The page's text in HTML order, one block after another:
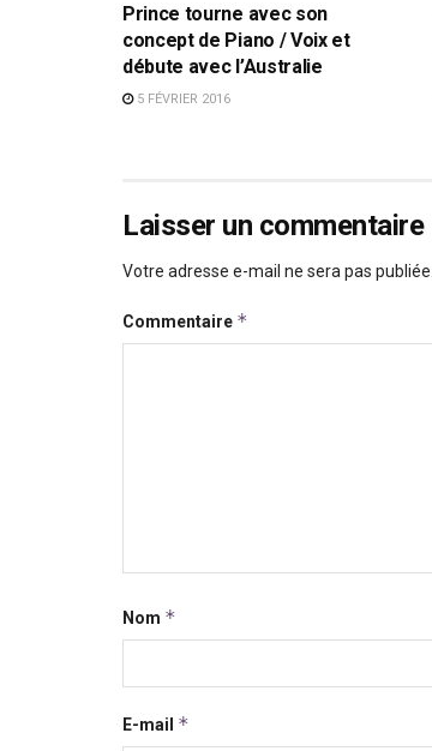
Prince tourne avec son
concept de Piano / Voix et
débute avec l’Australie
5 FÉVRIER 2016
Laisser un commentaire
Votre adresse e-mail ne sera pas publiée.
Commentaire *
Nom *
E-mail *